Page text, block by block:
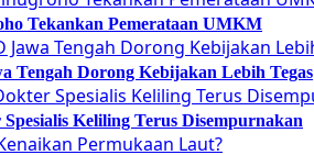
Tekankan Pemerataan UMKM
Tengah Dorong Kebijakan Lebih Tegas
Keliling Terus Disempurnakan